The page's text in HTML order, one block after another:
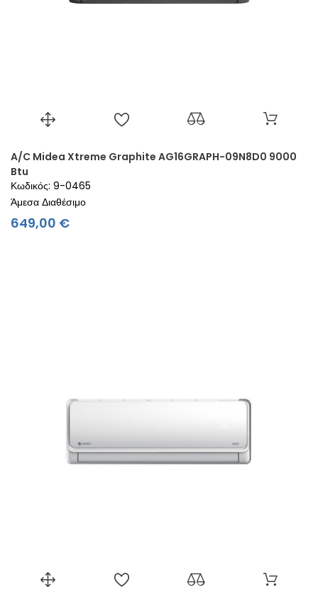
A/C Midea Xtreme Graphite AG16GRAPH-09N8D0 9000
Btu
Κωδικός: 9-0465
Άμεσα Διαθέσιμο
649,00 €Τιμή